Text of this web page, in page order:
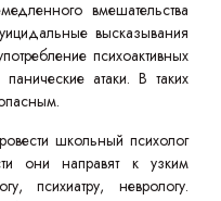
вмешательства
высказывания
психоактивных
атаки. В таких
школьный психолог
они направят к узким
психиатру, неврологу.